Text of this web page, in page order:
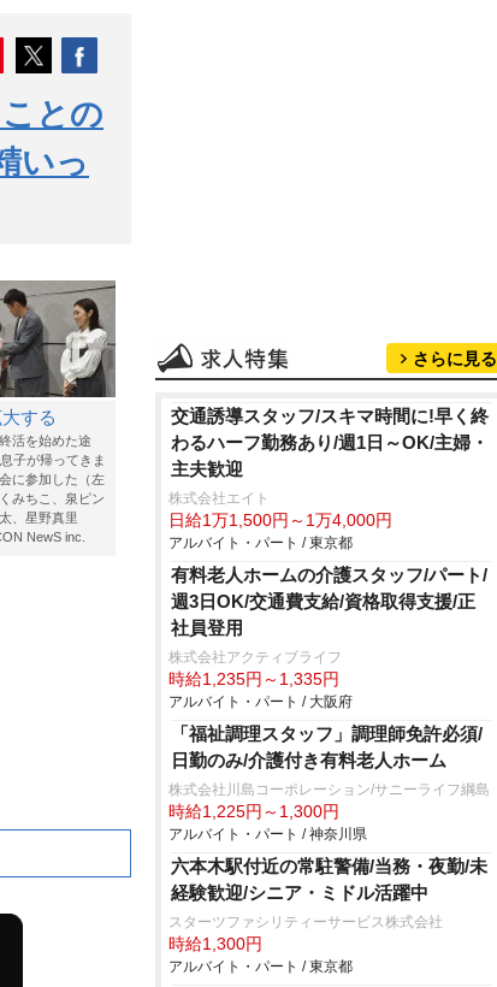
との
いっ
する
活を始めた途
子が帰ってきま
に参加した（左
みちこ、泉ピン
、星野真里
NewS inc.
さらに見る
交通誘導スタッフ/スキマ時間に!早く終
わるハーフ勤務あり/週1日～OK/主婦・
主夫歓迎
株式会社エイト
日給1万1,500円～1万4,000円
アルバイト・パート / 東京都
有料老人ホームの介護スタッフ/パート/
週3日OK/交通費支給/資格取得支援/正
社員登用
株式会社アクティブライフ
時給1,235円～1,335円
アルバイト・パート / 大阪府
「福祉調理スタッフ」調理師免許必須/
日勤のみ/介護付き有料老人ホーム
株式会社川島コーポレーション/サニーライフ綱島
時給1,225円～1,300円
アルバイト・パート / 神奈川県
六本木駅付近の常駐警備/当務・夜勤/未
経験歓迎/シニア・ミドル活躍中
スターツファシリティーサービス株式会社
時給1,300円
アルバイト・パート / 東京都